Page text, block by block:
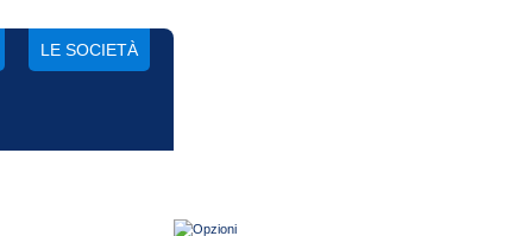
LE SOCIETÀ